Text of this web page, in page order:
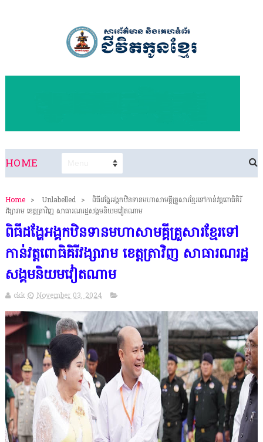
HOME
Home > Unlabelled >
ពិធីដង្ហែអង្គកឋិនទានមហាសាមគ្គីគ្រួសារខ្មែរទៅកាន់វត្តពោធិគិរី
វង្សារាម ខេត្តត្រាវិញ សាធារណរដ្ឋសង្គមនិយមវៀតណាម
ពិធីដង្ហែអង្គកឋិនទានមហាសាមគ្គីគ្រួសារខ្មែរទៅ
កាន់វត្តពោធិគិរីវង្សារាម ខេត្តត្រាវិញ សាធារណរដ្ឋ
សង្គមនិយមវៀតណាម
ckk November 03, 2024